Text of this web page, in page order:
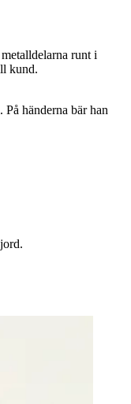
runt i
kund.
händerna bär han